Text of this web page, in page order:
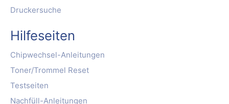
Druckersuche
Hilfeseiten
Chipwechsel-Anleitungen
Toner/Trommel Reset
Testseiten
Nachfüll-Anleitungen